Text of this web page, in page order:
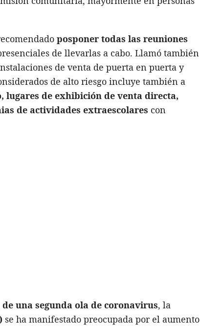
posponer todas las reuniones
de llevarlas a cabo. Llamó también
de venta de puerta en puerta y
de alto riesgo incluye también a
lugares de exhibición de venta directa,
de actividades extraescolares con
una segunda ola de coronavirus, la
se ha manifestado preocupada por el aumento